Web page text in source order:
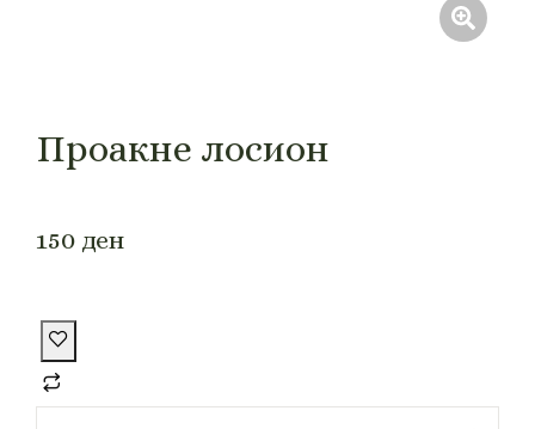
Проакне лосион
150 ден